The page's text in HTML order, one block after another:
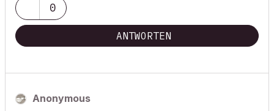
0
ANTWORTEN
Anonymous